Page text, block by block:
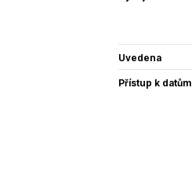
Uvedena
Přístup k datům